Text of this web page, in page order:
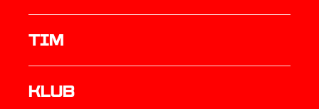
TIM
Klub